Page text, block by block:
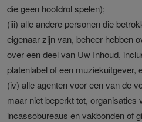
die geen hoofdrol spelen);
(iii) alle andere personen die
eigenaar zijn van, beheer hebben
over een deel van Uw Inhoud,
platenlabel of een muziekuitgever,
(iv) alle agenten voor een van de
maar niet beperkt tot, organisaties
incassobureaus en vakbonden of